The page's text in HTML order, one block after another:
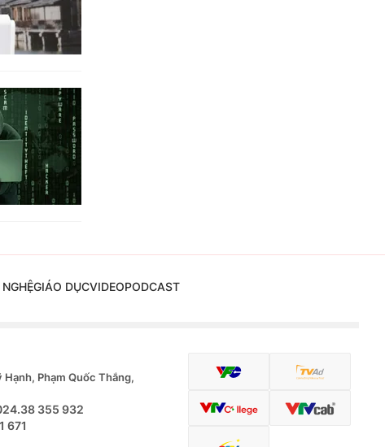
GIÁO DỤCVIDEOPODCAST
Phạm Quốc Thắng,
355 932
671